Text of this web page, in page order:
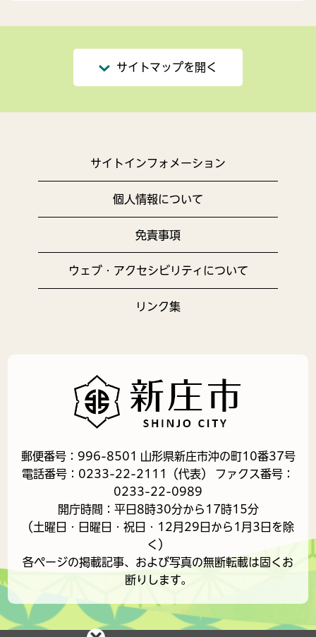
サイトマップを開く
サイトインフォメーション
個人情報について
免責事項
ウェブ・アクセシビリティについて
リンク集
郵便番号：996-8501 山形県新庄市沖の町10番37号
電話番号：0233-22-2111（代表） ファクス番号：
0233-22-0989
開庁時間：平日8時30分から17時15分
（土曜日・日曜日・祝日・12月29日から1月3日を除
く）
各ページの掲載記事、および写真の無断転載は固くお
断りします。